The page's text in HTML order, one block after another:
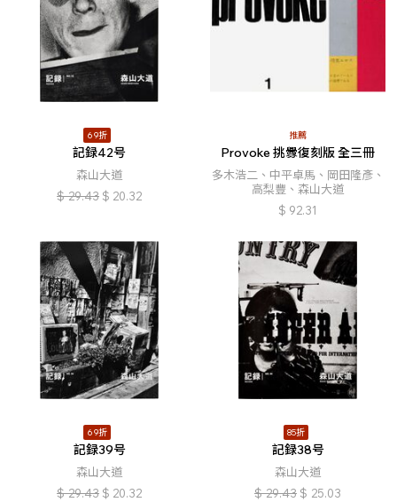
69折
記録42号
森山大道
$ 29.43 $ 20.32
推薦
Provoke 挑釁復刻版 全三冊
多木浩二、中平卓馬、岡田隆彥、
高梨豐、森山大道
$ 92.31
69折
記録39号
森山大道
$ 29.43 $ 20.32
85折
記録38号
森山大道
$ 29.43 $ 25.03